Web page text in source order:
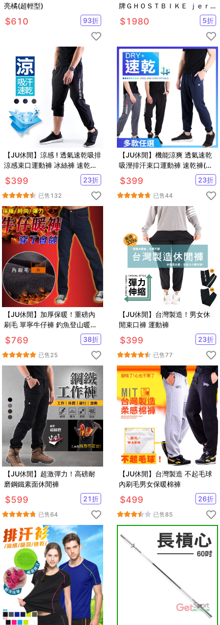
亮橘(超輕型)
$610 93折
牌ＧＨＯＳＴＢＩＫＥ ｊｅｒ
ｓｅｙ
$1980 5折
【JU休閒】涼感 ! 透氣速乾吸排
涼感束口運動褲 冰絲褲 速乾褲
（有加大尺碼）
$399 23折
已售 132
【JU休閒】機能涼爽 透氣速乾
吸溼排汗束口運動褲 速乾褲(多
款任選)
$399 23折
已售44
【JU休閒】加厚保暖！重磅內
刷毛 單寧牛仔褲 釣魚登山暖褲
防寒褲
$769 38折
已售25
【JU休閒】台灣製造！男女休
閒束口褲 運動褲
$399 23折
已售77
【JU休閒】超激彈力！高磅耐
磨鋼鐵素面休閒褲
$599 21折
已售64
【JU休閒】台灣製造 不起毛球
內刷毛男女保暖棉褲
$499 26折
已售85